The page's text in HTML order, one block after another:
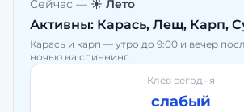
Сейчас — ☀️ Лето
Активны: Карась, Лещ, Карп,
Карась и карп — утро до 9:00 и вечер
ночью на спиннинг.
Клёв сегодня
слабый